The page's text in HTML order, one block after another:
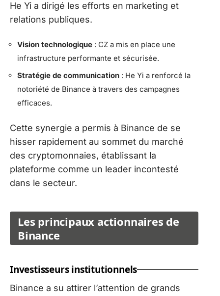
He Yi a dirigé les efforts en marketing et
relations publiques.
Vision technologique : CZ a mis en place une
infrastructure performante et sécurisée.
Stratégie de communication : He Yi a renforcé la
notoriété de Binance à travers des campagnes
efficaces.
Cette synergie a permis à Binance de se
hisser rapidement au sommet du marché
des cryptomonnaies, établissant la
plateforme comme un leader incontesté
dans le secteur.
Les principaux actionnaires de
Binance
Investisseurs institutionnels
Binance a su attirer l’attention de grands